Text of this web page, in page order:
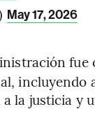
May 17, 2026
fue
incluyendo
la justicia y